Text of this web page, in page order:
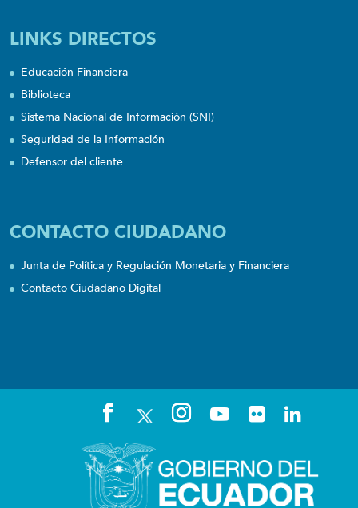
LINKS DIRECTOS
Educación Financiera
Biblioteca
Sistema Nacional de Información (SNI)
Seguridad de la Información
Defensor del cliente
CONTACTO CIUDADANO
Junta de Política y Regulación Monetaria y Financiera
Contacto Ciudadano Digital